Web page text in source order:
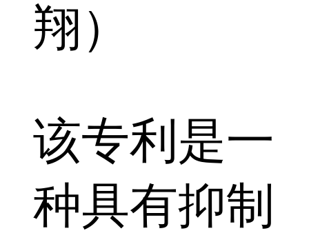
翔）
该专利是一
种具有抑制